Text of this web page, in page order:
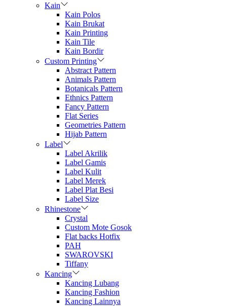
Kain
Kain Polos
Kain Brukat
Kain Printing
Kain Tile
Kain Bordir
Custom Printing
Abstract Pattern
Animals Pattern
Botanicals Pattern
Ethnics Pattern
Fancy Pattern
Flat Series
Geometries Pattern
Hijab Pattern
Label
Label Akrilik
Label Gamis
Label Kulit
Label Merek
Label Plat Besi
Label Size
Rhinestone
Crystal
Custom Mote Gosok
Flat backs Hotfix
PAH
SWAROVSKI
Tiffany
Kancing
Kancing Lubang
Kancing Fashion
Kancing Lainnya